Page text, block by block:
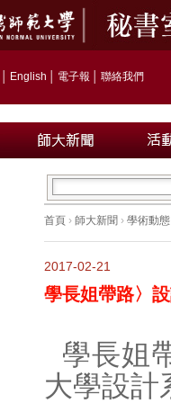
English 電子報 聯絡我們
首頁 › 師大新聞 › 學術動態
2017-02-21
學長姐帶路〉
學長姐
大學設計